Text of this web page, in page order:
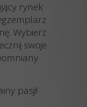
rynek
Wybierz
swoje
pasji!